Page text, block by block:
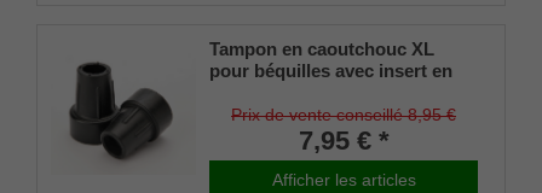
Tampon en caoutchouc XL
pour béquilles avec insert en
Prix de vente conseillé 8,95 €
7,95 € *
Afficher les articles